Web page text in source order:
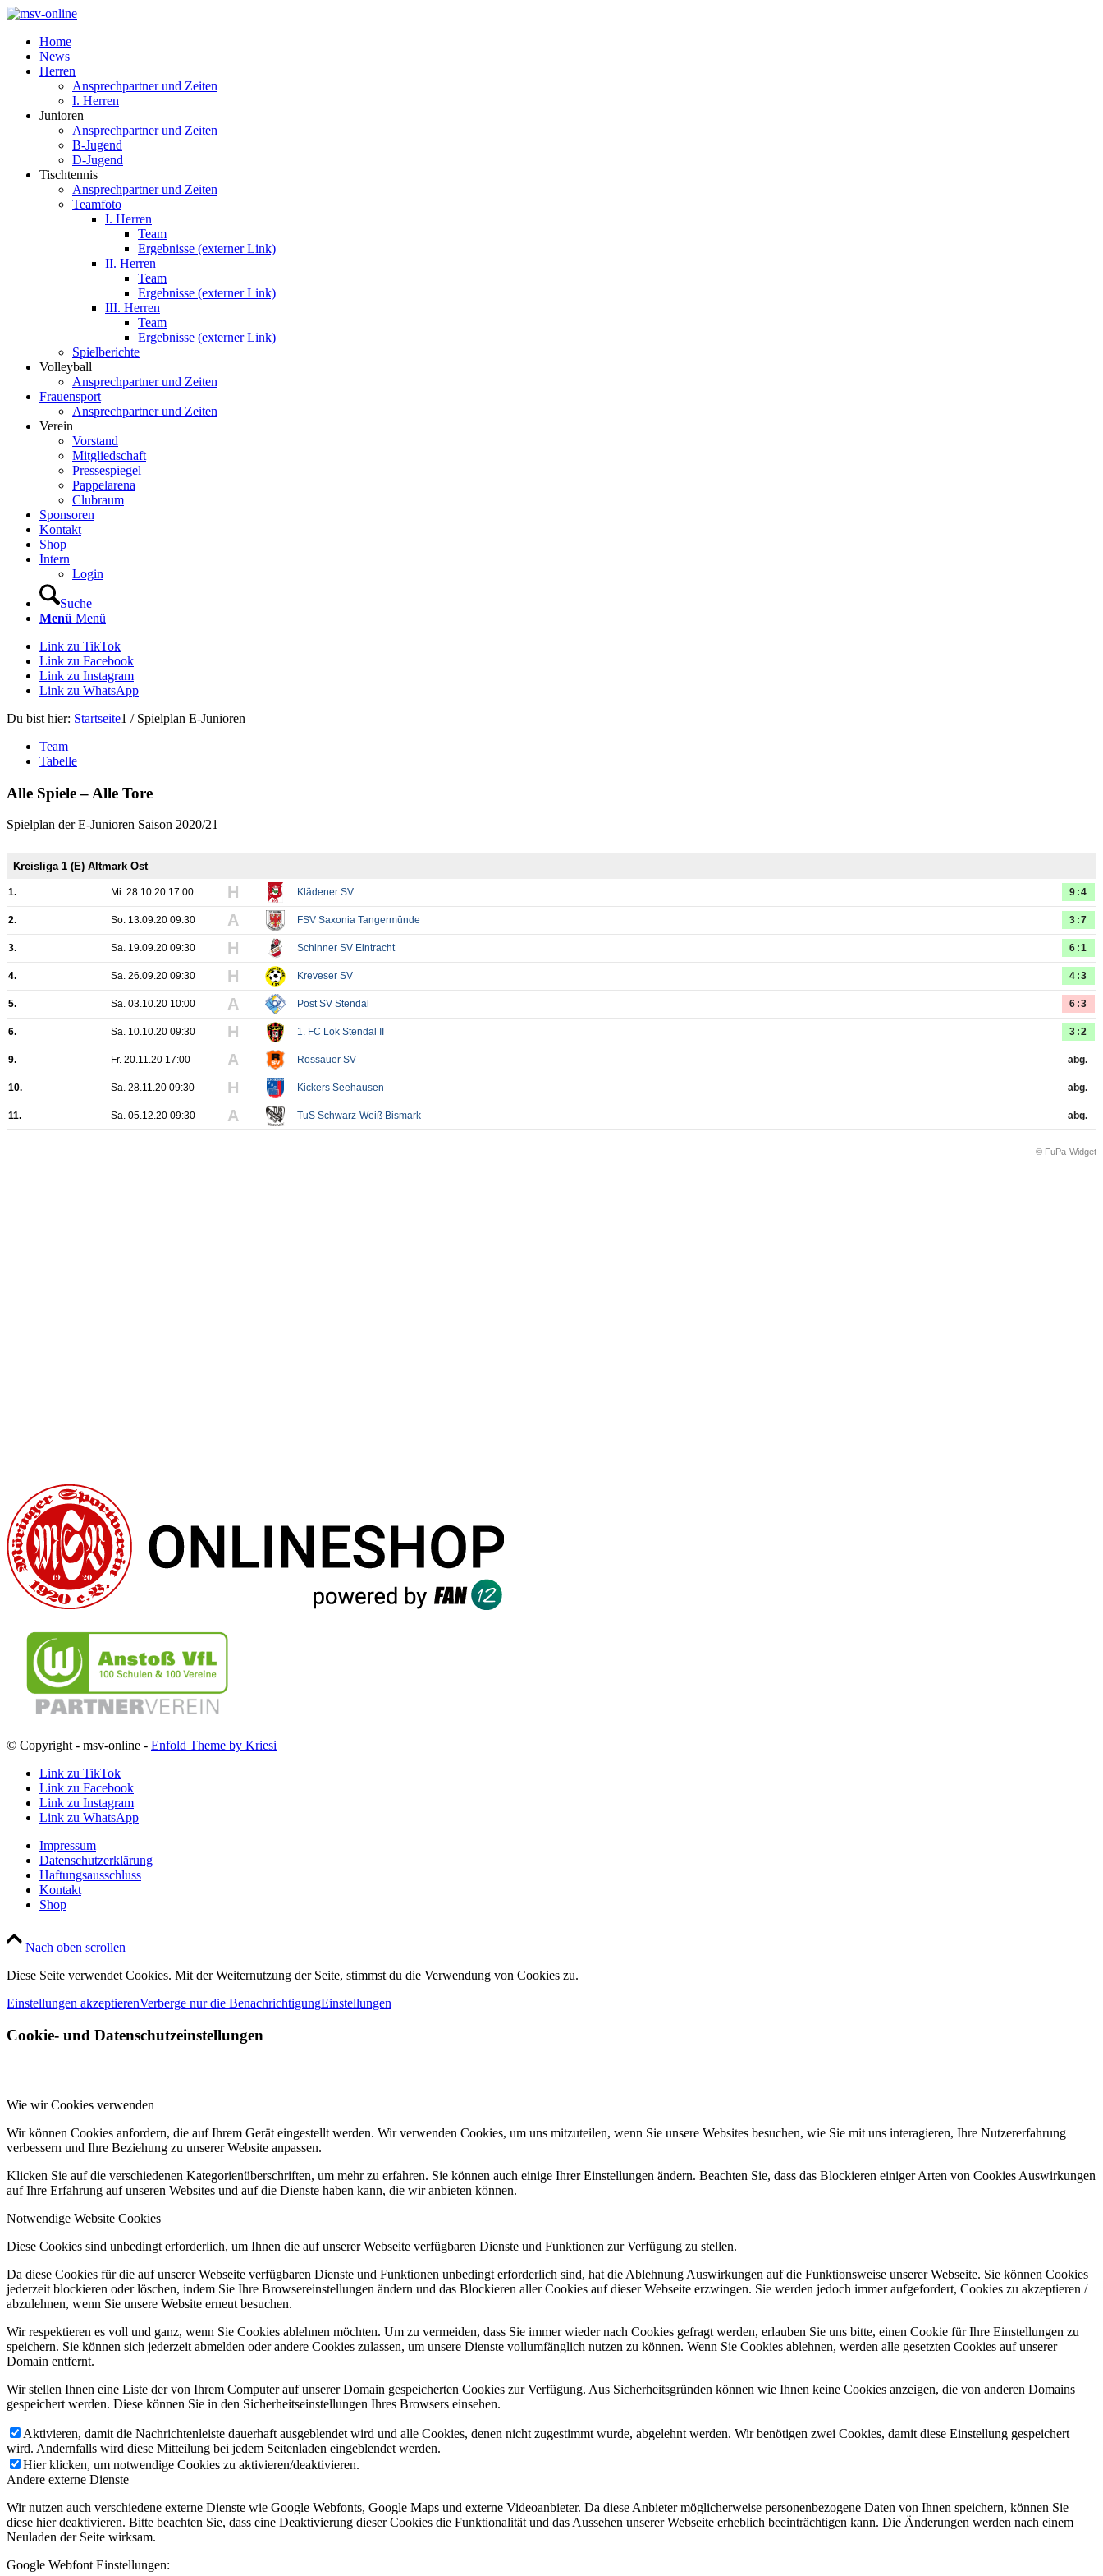
Home
News
Herren
Ansprechpartner und Zeiten
I. Herren
Junioren
Ansprechpartner und Zeiten
B-Jugend
D-Jugend
Tischtennis
Ansprechpartner und Zeiten
Teamfoto
I. Herren
Team
Ergebnisse (externer Link)
II. Herren
Team
Ergebnisse (externer Link)
III. Herren
Team
Ergebnisse (externer Link)
Spielberichte
Volleyball
Ansprechpartner und Zeiten
Frauensport
Ansprechpartner und Zeiten
Verein
Vorstand
Mitgliedschaft
Pressespiegel
Pappelarena
Clubraum
Sponsoren
Kontakt
Shop
Intern
Login
Suche
Menü Menü
Link zu TikTok
Link zu Facebook
Link zu Instagram
Link zu WhatsApp
Du bist hier: Startseite1 / Spielplan E-Junioren
Team
Tabelle
Alle Spiele – Alle Tore
Spielplan der E-Junioren Saison 2020/21
Kreisliga 1 (E) Altmark Ost
1. Mi. 28.10.20 17:00 H Klädener SV 9:4
2. So. 13.09.20 09:30 A FSV Saxonia Tangermünde 3:7
3. Sa. 19.09.20 09:30 H Schinner SV Eintracht 6:1
4. Sa. 26.09.20 09:30 H Kreveser SV 4:3
5. Sa. 03.10.20 10:00 A Post SV Stendal 6:3
6. Sa. 10.10.20 09:30 H 1. FC Lok Stendal II 3:2
9. Fr. 20.11.20 17:00 A Rossauer SV abg.
10. Sa. 28.11.20 09:30 H Kickers Seehausen abg.
11. Sa. 05.12.20 09:30 A TuS Schwarz-Weiß Bismark abg.
© FuPa-Widget
© Copyright - msv-online - Enfold Theme by Kriesi
Link zu TikTok
Link zu Facebook
Link zu Instagram
Link zu WhatsApp
Impressum
Datenschutzerklärung
Haftungsausschluss
Kontakt
Shop
Nach oben scrollen
Diese Seite verwendet Cookies. Mit der Weiternutzung der Seite, stimmst du die Verwendung von Cookies zu.
Einstellungen akzeptierenVerberge nur die BenachrichtigungEinstellungen
Cookie- und Datenschutzeinstellungen
Wie wir Cookies verwenden
Wir können Cookies anfordern, die auf Ihrem Gerät eingestellt werden. Wir verwenden Cookies, um uns mitzuteilen, wenn Sie unsere Websites besuchen, wie Sie mit uns interagieren, Ihre Nutzererfahrung
verbessern und Ihre Beziehung zu unserer Website anpassen.
Klicken Sie auf die verschiedenen Kategorienüberschriften, um mehr zu erfahren. Sie können auch einige Ihrer Einstellungen ändern. Beachten Sie, dass das Blockieren einiger Arten von Cookies Auswirkungen
auf Ihre Erfahrung auf unseren Websites und auf die Dienste haben kann, die wir anbieten können.
Notwendige Website Cookies
Diese Cookies sind unbedingt erforderlich, um Ihnen die auf unserer Webseite verfügbaren Dienste und Funktionen zur Verfügung zu stellen.
Da diese Cookies für die auf unserer Webseite verfügbaren Dienste und Funktionen unbedingt erforderlich sind, hat die Ablehnung Auswirkungen auf die Funktionsweise unserer Webseite. Sie können Cookies
jederzeit blockieren oder löschen, indem Sie Ihre Browsereinstellungen ändern und das Blockieren aller Cookies auf dieser Webseite erzwingen. Sie werden jedoch immer aufgefordert, Cookies zu akzeptieren /
abzulehnen, wenn Sie unsere Website erneut besuchen.
Wir respektieren es voll und ganz, wenn Sie Cookies ablehnen möchten. Um zu vermeiden, dass Sie immer wieder nach Cookies gefragt werden, erlauben Sie uns bitte, einen Cookie für Ihre Einstellungen zu
speichern. Sie können sich jederzeit abmelden oder andere Cookies zulassen, um unsere Dienste vollumfänglich nutzen zu können. Wenn Sie Cookies ablehnen, werden alle gesetzten Cookies auf unserer
Domain entfernt.
Wir stellen Ihnen eine Liste der von Ihrem Computer auf unserer Domain gespeicherten Cookies zur Verfügung. Aus Sicherheitsgründen können wie Ihnen keine Cookies anzeigen, die von anderen Domains
gespeichert werden. Diese können Sie in den Sicherheitseinstellungen Ihres Browsers einsehen.
Aktivieren, damit die Nachrichtenleiste dauerhaft ausgeblendet wird und alle Cookies, denen nicht zugestimmt wurde, abgelehnt werden. Wir benötigen zwei Cookies, damit diese Einstellung gespeichert
wird. Andernfalls wird diese Mitteilung bei jedem Seitenladen eingeblendet werden.
Hier klicken, um notwendige Cookies zu aktivieren/deaktivieren.
Andere externe Dienste
Wir nutzen auch verschiedene externe Dienste wie Google Webfonts, Google Maps und externe Videoanbieter. Da diese Anbieter möglicherweise personenbezogene Daten von Ihnen speichern, können Sie
diese hier deaktivieren. Bitte beachten Sie, dass eine Deaktivierung dieser Cookies die Funktionalität und das Aussehen unserer Webseite erheblich beeinträchtigen kann. Die Änderungen werden nach einem
Neuladen der Seite wirksam.
Google Webfont Einstellungen: